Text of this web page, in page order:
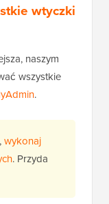
wtyczki
naszym
wszystkie
.
wykonaj
. Przyda